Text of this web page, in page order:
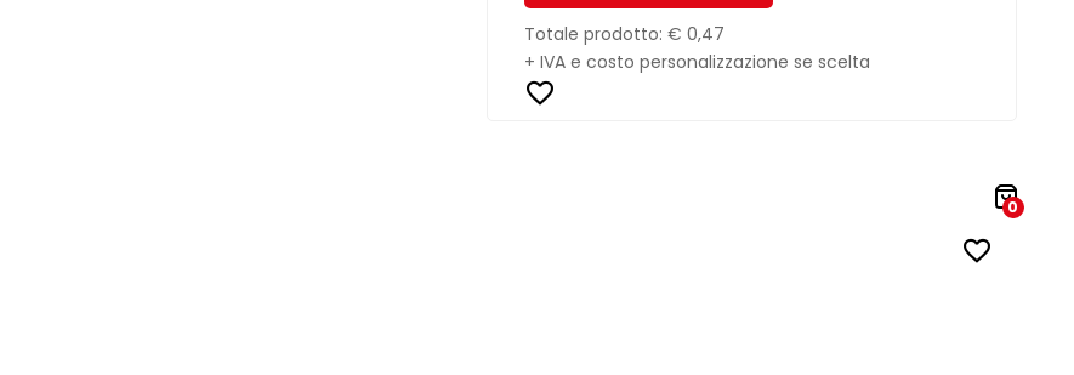
Totale prodotto: € 0,47
+ IVA e costo personalizzazione se scelta
0